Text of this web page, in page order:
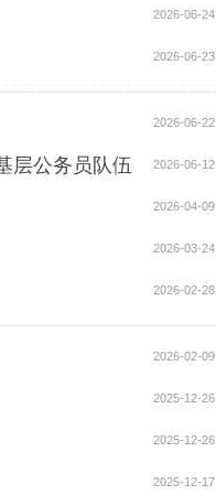
2026-06-24
2026-06-23
2026-06-22
2026-06-12
层公务员队伍
2026-04-09
2026-03-24
2026-02-28
2026-02-09
2025-12-26
2025-12-26
2025-12-17